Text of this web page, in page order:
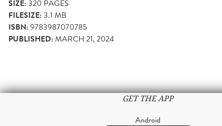
SIZE:320 PAGES
FILESIZE:3.1 MB
ISBN:9783987070785
PUBLISHED:MARCH 21, 2024
GET THE APP
Android